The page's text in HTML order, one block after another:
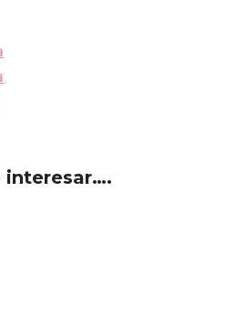
interesar….